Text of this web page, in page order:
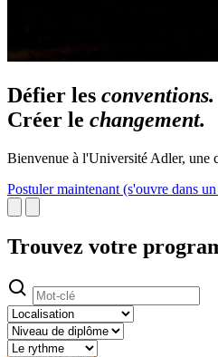
Défier les conventions.
Créer le changement.
Bienvenue à l'Université Adler, une
Postuler maintenant (s'ouvre dans
Trouvez votre